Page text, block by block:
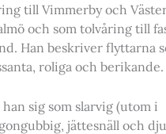
till Vimmerby och
och som tolvåring till
Han beskriver flyttarna
roliga och berikande.
sig som slarvig (utom i
jättesnäll och